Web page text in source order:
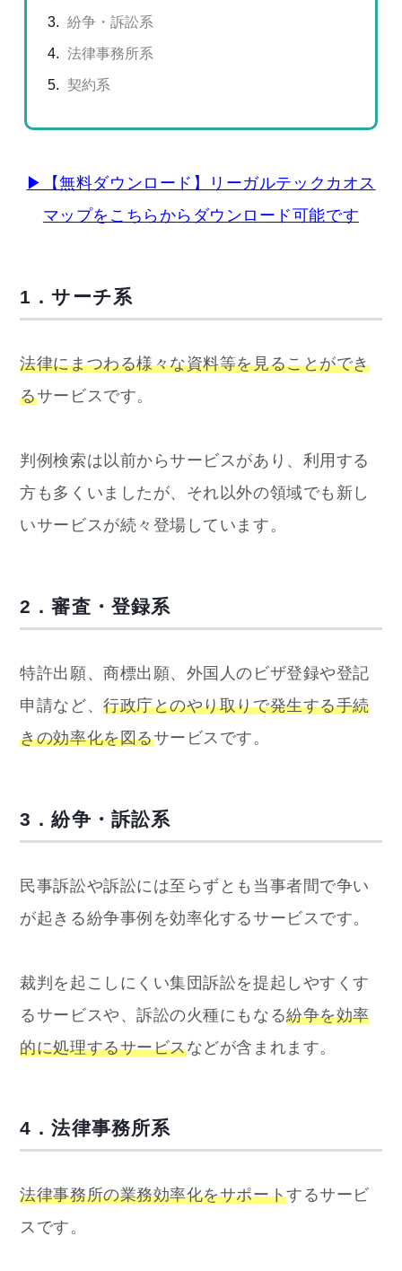
紛争・訴訟系
法律事務所系
契約系
▶【無料ダウンロード】リーガルテックカオス
マップをこちらからダウンロード可能です
1．サーチ系
法律にまつわる様々な資料等を見ることができ
るサービスです。
判例検索は以前からサービスがあり、利用する
方も多くいましたが、それ以外の領域でも新し
いサービスが続々登場しています。
2．審査・登録系
特許出願、商標出願、外国人のビザ登録や登記
申請など、行政庁とのやり取りで発生する手続
きの効率化を図るサービスです。
3．紛争・訴訟系
民事訴訟や訴訟には至らずとも当事者間で争い
が起きる紛争事例を効率化するサービスです。
裁判を起こしにくい集団訴訟を提起しやすくす
るサービスや、訴訟の火種にもなる紛争を効率
的に処理するサービスなどが含まれます。
4．法律事務所系
法律事務所の業務効率化をサポートするサービ
スです。